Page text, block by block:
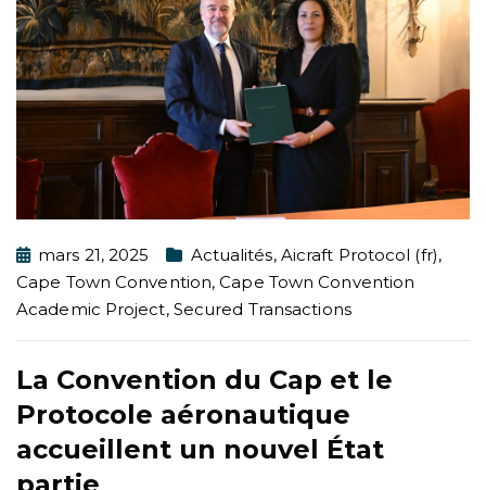
mars 21, 2025 Actualités, Aicraft Protocol (fr),
Cape Town Convention,Cape Town Convention
Academic Project, Secured Transactions
La Convention du Cap et le
Protocole aéronautique
accueillent un nouvel État